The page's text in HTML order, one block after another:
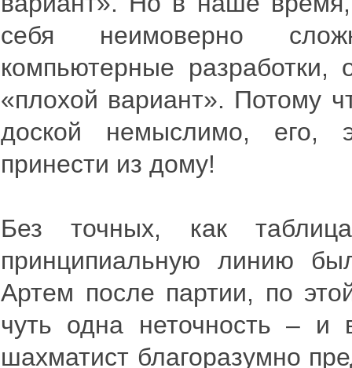
себя неимоверно
компьютерные
«плохой вариант». Потому
доской немыслимо, его,
принести из дому!
Без точных, как
принципиальную линию
Артем после партии, по
чуть одна неточность –
шахматист благоразумно